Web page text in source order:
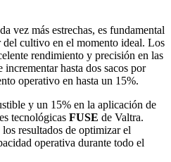
vez más estrechas, es fundamental
cultivo en el momento ideal. Los
rendimiento y precisión en las
hasta dos sacos por
operativo en hasta un 15%.
y un 15% en la aplicación de
tecnológicas FUSE de Valtra.
resultados de optimizar el
operativa durante todo el